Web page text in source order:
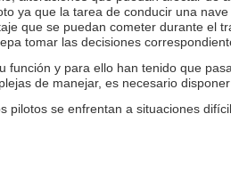
ya que la tarea de conducir una
que se puedan cometer durante el
tomar las decisiones
y para ello han tenido que
de manejar, es necesario
pilotos se enfrentan a situaciones